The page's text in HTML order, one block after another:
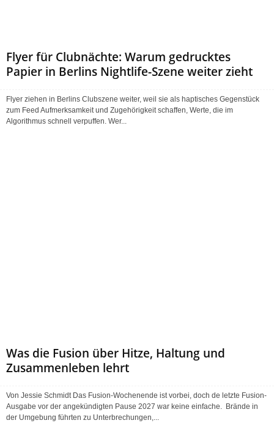
Flyer für Clubnächte: Warum gedrucktes
Papier in Berlins Nightlife-Szene weiter zieht
Flyer ziehen in Berlins Clubszene weiter, weil sie als haptisches Gegenstück
zum Feed Aufmerksamkeit und Zugehörigkeit schaffen, Werte, die im
Algorithmus schnell verpuffen. Wer...
Was die Fusion über Hitze, Haltung und
Zusammenleben lehrt
Von Jessie Schmidt Das Fusion-Wochenende ist vorbei, doch de letzte Fusion-
Ausgabe vor der angekündigten Pause 2027 war keine einfache. Brände in
der Umgebung führten zu Unterbrechungen,...